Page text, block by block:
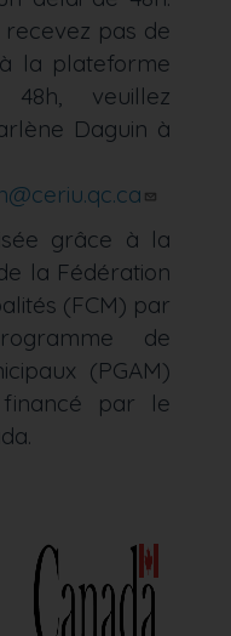
pas de
la plateforme
veuillez
Daguin à
grâce à la
la Fédération
(FCM) par
de
(PGAM)
par le